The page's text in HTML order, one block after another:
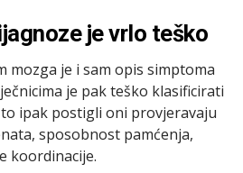
je vrlo teško
mozga je i sam opis simptoma
je pak teško klasificirati
ipak postigli oni provjeravaju
sposobnost pamćenja,
koordinacije.